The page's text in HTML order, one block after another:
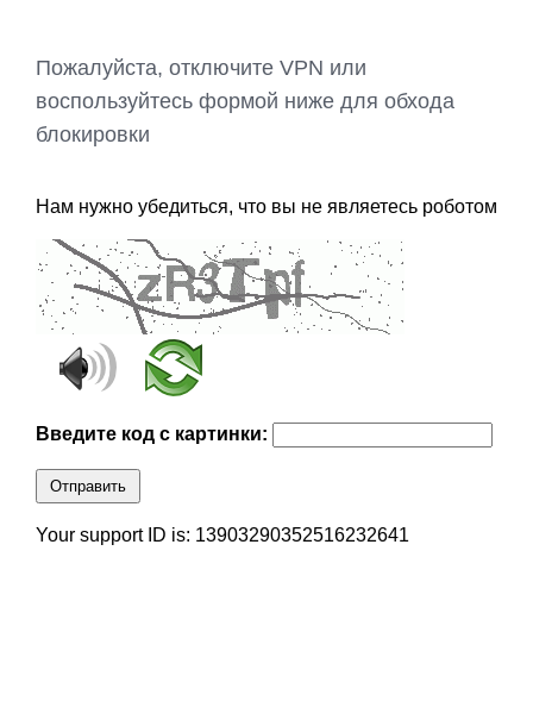
Пожалуйста, отключите VPN или
воспользуйтесь формой ниже для обхода
блокировки
Нам нужно убедиться, что вы не являетесь роботом
Введите код с картинки:
Отправить
Your support ID is: 13903290352516232641